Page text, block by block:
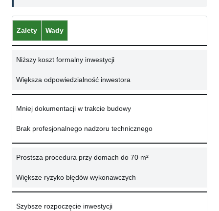
Zalety Wady
Niższy koszt formalny inwestycji
Większa odpowiedzialność inwestora
Mniej dokumentacji w trakcie budowy
Brak profesjonalnego nadzoru technicznego
Prostsza procedura przy domach do 70 m²
Większe ryzyko błędów wykonawczych
Szybsze rozpoczęcie inwestycji